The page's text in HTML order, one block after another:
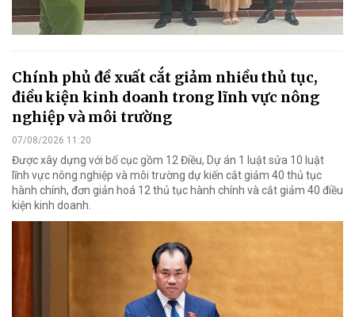
Chính phủ đề xuất cắt giảm nhiều thủ tục,
điều kiện kinh doanh trong lĩnh vực nông
nghiệp và môi trường
07/08/2026 11:20
Được xây dựng với bố cục gồm 12 Điều, Dự án 1 luật sửa 10 luật
lĩnh vực nông nghiệp và môi trường dự kiến cắt giảm 40 thủ tục
hành chính, đơn giản hoá 12 thủ tục hành chính và cắt giảm 40 điều
kiện kinh doanh.